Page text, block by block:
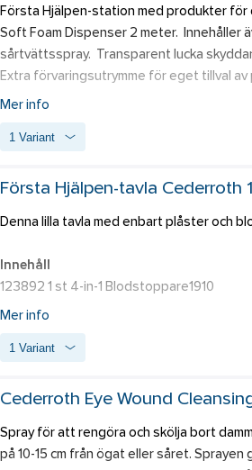
Första Hjälpen-station med produkter för
Soft Foam Dispenser 2 meter.  Innehåller
sårtvättsspray.  Transparent lucka
Extra förvaringsutrymme för eget tillval av
REF 1910, 2 st Cederroth 4-in-1
REF 901900, 1 (x 2) st Cederroth Burn Gel
REF 51011019, 1 Cederroth Soft Foam
REF 323700, 1 (x 20) st Salvequick
REF 2596, 1 Cederroth Skyddspaket.
1 Första Hjälpen-instruktion, 1 refillnyckel, 1
Mer info
1 Variant
Första Hjälpen-tavla Cederroth
Denna lilla tavla med enbart plåster och
Innehåll
123892 1 st 4-in-1 Blodstoppare1910
125961 3 st 4-in-1 Mini blodstoppare 1911
123886 1 st Salvequick Plastplåster
Mer info
1 Variant
Cederroth Eye Wound
Spray för att rengöra och skölja bort
på 10-15 cm från ögat eller såret.